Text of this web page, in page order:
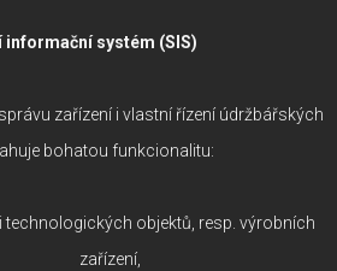
informační systém (SIS)
zařízení i vlastní řízení údržbářských
bohatou funkcionalitu:
objektů, resp. výrobních
zařízení,